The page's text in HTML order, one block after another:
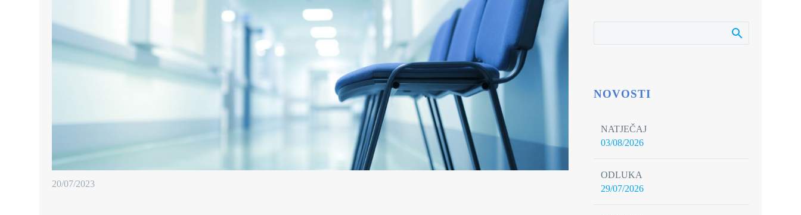
20/07/2023
NOVOSTI
NATJEČAJ
03/08/2026
ODLUKA
29/07/2026